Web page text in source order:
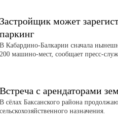
Застройщик может
паркинг
В Кабардино-Балкарии сначала
200 машино-мест, сообщает пресс-
Встреча с арендаторами
В сёлах Баксанского района
сельскохозяйственного назначения.